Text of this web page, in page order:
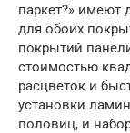
паркет?»
для обоих
покрытий
стоимостью
расцветок и
установки
половиц, и